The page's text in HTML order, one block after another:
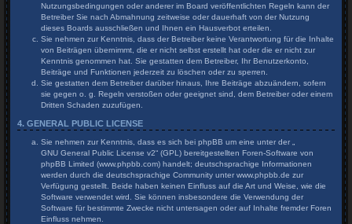
Nutzungsbedingungen oder anderer im Board veröffentlichten Regeln kann der
Betreiber Sie nach Abmahnung zeitweise oder dauerhaft von der Nutzung
dieses Boards ausschließen und Ihnen ein Hausverbot erteilen.
Sie nehmen zur Kenntnis, dass der Betreiber keine Verantwortung für die Inhalte
von Beiträgen übernimmt, die er nicht selbst erstellt hat oder die er nicht zur
Kenntnis genommen hat. Sie gestatten dem Betreiber, Ihr Benutzerkonto,
Beiträge und Funktionen jederzeit zu löschen oder zu sperren.
Sie gestatten dem Betreiber darüber hinaus, Ihre Beiträge abzuändern, sofern
sie gegen o. g. Regeln verstoßen oder geeignet sind, dem Betreiber oder einem
Dritten Schaden zuzufügen.
4. GENERAL PUBLIC LICENSE
Sie nehmen zur Kenntnis, dass es sich bei phpBB um eine unter der „
GNU General Public License v2“ (GPL) bereitgestellten Foren-Software von
phpBB Limited (www.phpbb.com) handelt; deutschsprachige Informationen
werden durch die deutschsprachige Community unter www.phpbb.de zur
Verfügung gestellt. Beide haben keinen Einfluss auf die Art und Weise, wie die
Software verwendet wird. Sie können insbesondere die Verwendung der
Software für bestimmte Zwecke nicht untersagen oder auf Inhalte fremder Foren
Einfluss nehmen.